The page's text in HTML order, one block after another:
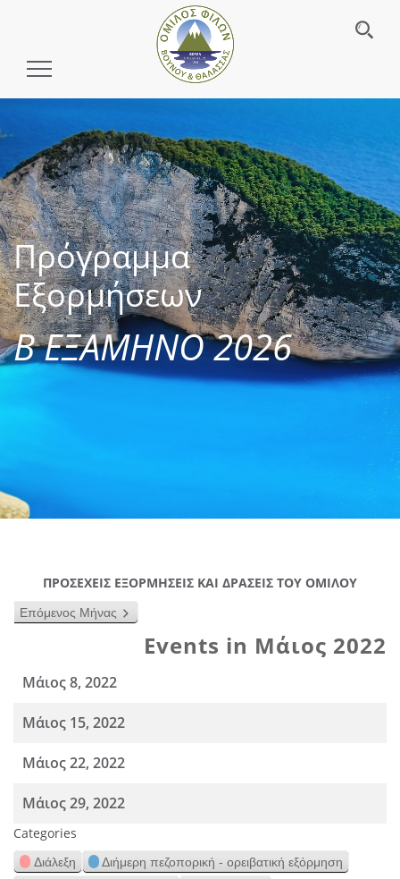
Toggle
Πρόγραμμα
Εξορμήσεων
Β ΕΞΑΜΗΝΟ 2026
ΠΡΟΣΕΧΕΙΣ ΕΞΟΡΜΗΣΕΙΣ ΚΑΙ ΔΡΑΣΕΙΣ ΤΟΥ ΟΜΙΛΟΥ
Επόμενος Μήνας
Events in Μάιος 2022
Μάιος 8, 2022
Μάιος 15, 2022
Μάιος 22, 2022
Μάιος 29, 2022
Categories
Διάλεξη
Διήμερη πεζοπορική - ορειβατική εξόρμηση